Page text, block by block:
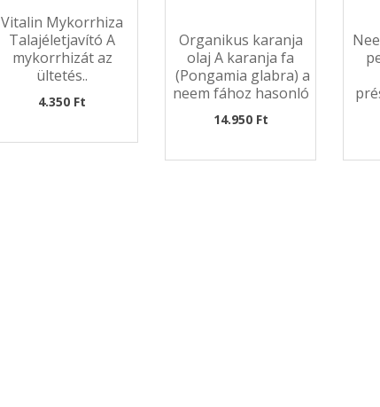
Vitalin Mykorrhiza
Talajéletjavító A
mykorrhizát az
ültetés..
4.350 Ft
Organikus karanja
olaj A karanja fa
(Pongamia glabra) a
neem fához hasonló
cso..
14.950 Ft